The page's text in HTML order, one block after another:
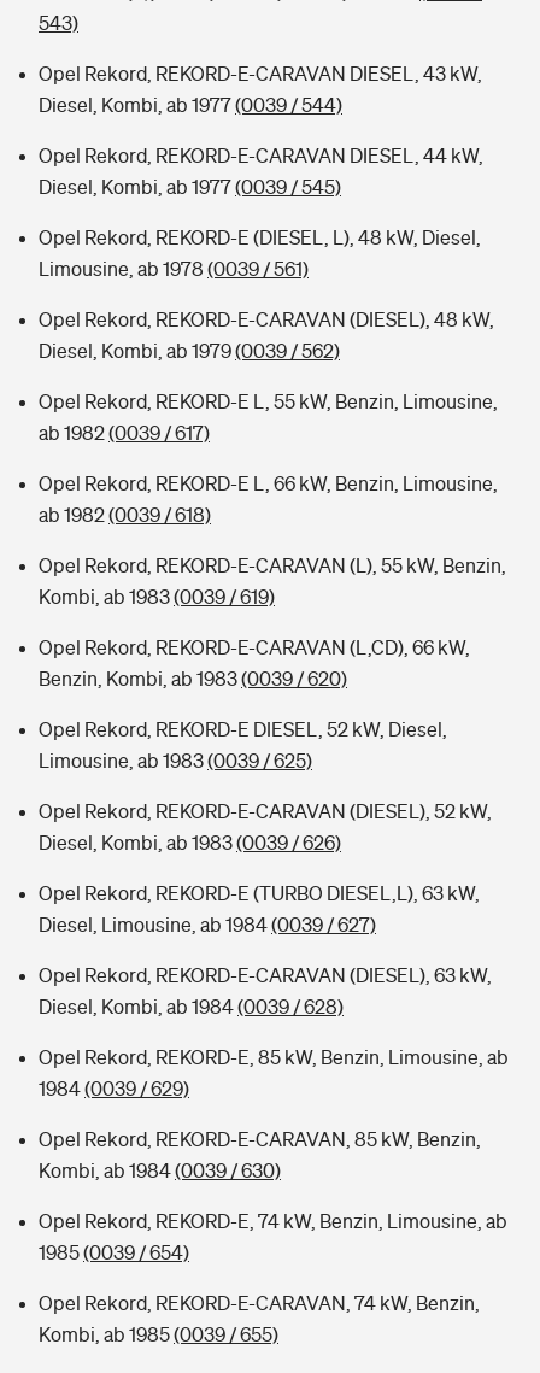
543)
Opel Rekord, REKORD-E-CARAVAN DIESEL, 43 kW,
Diesel, Kombi, ab 1977(0039 / 544)
Opel Rekord, REKORD-E-CARAVAN DIESEL, 44 kW,
Diesel, Kombi, ab 1977(0039 / 545)
Opel Rekord, REKORD-E (DIESEL, L), 48 kW, Diesel,
Limousine, ab 1978 (0039 / 561)
Opel Rekord, REKORD-E-CARAVAN (DIESEL), 48 kW,
Diesel, Kombi, ab 1979(0039 / 562)
Opel Rekord, REKORD-E L, 55 kW, Benzin, Limousine,
ab 1982(0039 / 617)
Opel Rekord, REKORD-E L, 66 kW, Benzin, Limousine,
ab 1982(0039 / 618)
Opel Rekord, REKORD-E-CARAVAN (L), 55 kW, Benzin,
Kombi, ab 1983(0039 / 619)
Opel Rekord, REKORD-E-CARAVAN (L,CD), 66 kW,
Benzin, Kombi, ab 1983(0039 / 620)
Opel Rekord, REKORD-E DIESEL, 52 kW, Diesel,
Limousine, ab 1983(0039 / 625)
Opel Rekord, REKORD-E-CARAVAN (DIESEL), 52 kW,
Diesel, Kombi, ab 1983(0039 / 626)
Opel Rekord, REKORD-E (TURBO DIESEL,L), 63 kW,
Diesel, Limousine, ab 1984(0039 / 627)
Opel Rekord, REKORD-E-CARAVAN (DIESEL), 63 kW,
Diesel, Kombi, ab 1984(0039 / 628)
Opel Rekord, REKORD-E, 85 kW, Benzin, Limousine, ab
1984(0039 / 629)
Opel Rekord, REKORD-E-CARAVAN, 85 kW, Benzin,
Kombi, ab 1984(0039 / 630)
Opel Rekord, REKORD-E, 74 kW, Benzin, Limousine, ab
1985(0039 / 654)
Opel Rekord, REKORD-E-CARAVAN, 74 kW, Benzin,
Kombi, ab 1985(0039 / 655)